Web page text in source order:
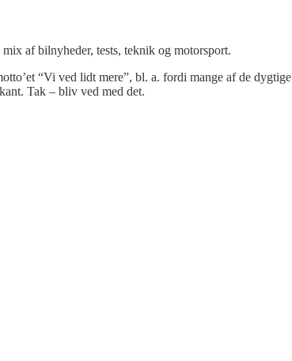
af bilnyheder, tests, teknik og motorsport.
“Vi ved lidt mere”, bl. a. fordi mange af de dygtige
Tak – bliv ved med det.